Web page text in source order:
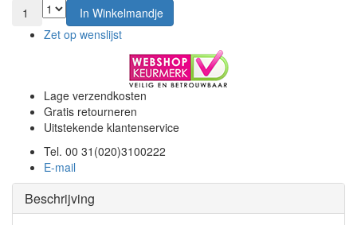
1
In Winkelmandje
Zet op wenslijst
Lage verzendkosten
Gratis retourneren
Uitstekende klantenservice
Tel. 00 31(020)3100222
E-mail
Beschrijving